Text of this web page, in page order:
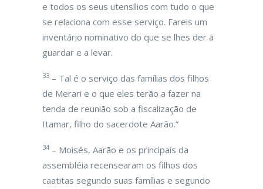
e todos os seus utensílios com tudo o que
se relaciona com esse serviço. Fareis um
inventário nominativo do que se lhes der a
guardar e a levar.
33 – Tal é o serviço das famílias dos filhos
de Merari e o que eles terão a fazer na
tenda de reunião sob a fiscalização de
Itamar, filho do sacerdote Aarão.”
34 – Moisés, Aarão e os principais da
assembléia recensearam os filhos dos
caatitas segundo suas famílias e segundo